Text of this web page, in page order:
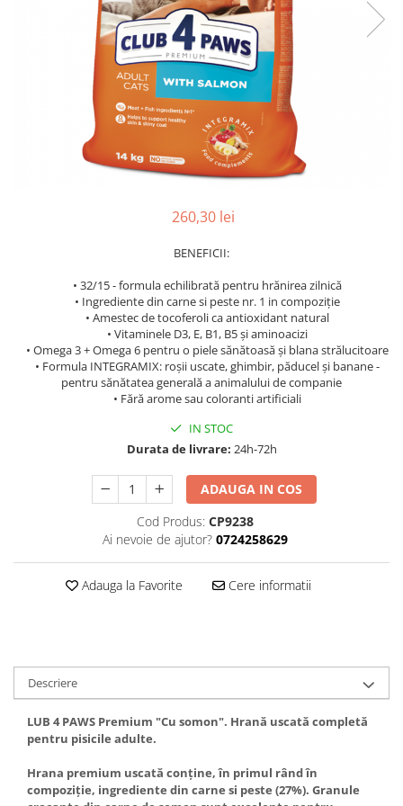
260,30 lei
BENEFICII:
• 32/15 - formula echilibrată pentru hrănirea zilnică
• Ingrediente din carne si peste nr. 1 in compoziție
• Amestec de tocoferoli ca antioxidant natural
• Vitaminele D3, E, B1, B5 și aminoacizi
• Omega 3 + Omega 6 pentru o piele sănătoasă și blana strălucitoare
• Formula INTEGRAMIX: roșii uscate, ghimbir, păducel și banane -
pentru sănătatea generală a animalului de companie
• Fără arome sau coloranti artificiali
IN STOC
Durata de livrare: 24h-72h
ADAUGA IN COS
Cod Produs: CP9238
Ai nevoie de ajutor? 0724258629
Adauga la Favorite Cere informatii
Descriere
LUB 4 PAWS Premium "Cu somon". Hrană uscată completă
pentru pisicile adulte.
Hrana premium uscată conține, în primul rând în
compoziție, ingrediente din carne si peste (27%). Granule